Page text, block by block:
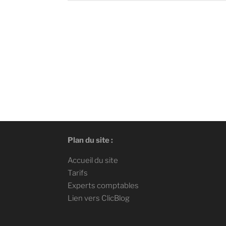
Plan du site :
Accueil du site
Tarifs
Experts comptables
Lien vers ClicBlog